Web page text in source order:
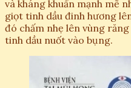
và kháng khuẩn mạnh mẽ
giọt tinh dầu đinh hương
đó chấm nhẹ lên vùng
tinh dầu nuốt vào bụng.